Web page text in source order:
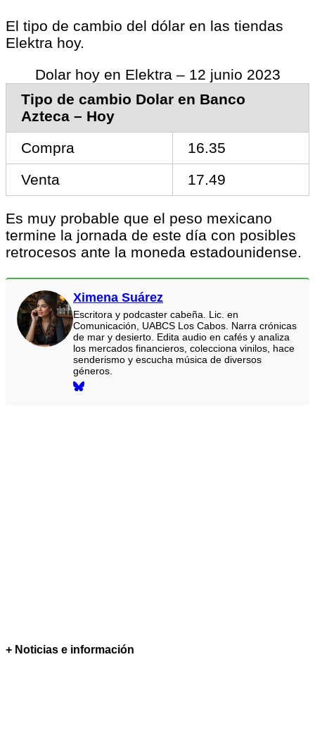
El tipo de cambio del dólar en las tiendas
Elektra hoy.
Dolar hoy en Elektra – 12 junio 2023
Tipo de cambio Dolar en Banco
Azteca – Hoy
Compra
16.35
Venta
17.49
Es muy probable que el peso mexicano
termine la jornada de este día con posibles
retrocesos ante la moneda estadounidense.
Ximena Suárez
Escritora y podcaster cabeña. Lic. en
Comunicación, UABCS Los Cabos. Narra crónicas
de mar y desierto. Edita audio en cafés y analiza
los mercados financieros, colecciona vinilos, hace
senderismo y escucha música de diversos
géneros.
+ Noticias e información